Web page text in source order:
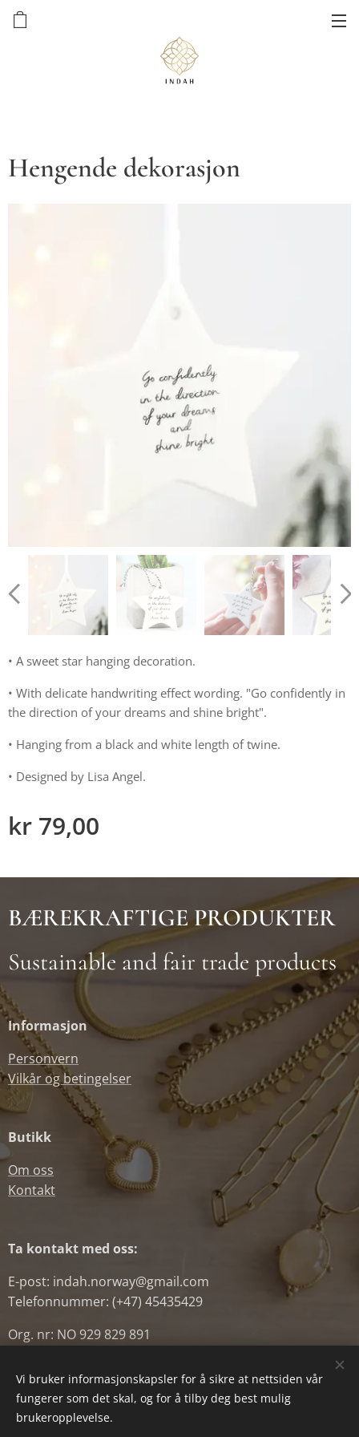
Hengende dekorasjon
• A sweet star hanging decoration.
• With delicate handwriting effect wording. "Go confidently in
the direction of your dreams and shine bright".
• Hanging from a black and white length of twine.
• Designed by Lisa Angel.
kr 79,00
BÆREKRAFTIGE PRODUKTER
Sustainable and fair trade products
Informasjon
Personvern
Vilkår og betingelser
Butikk
Om oss
Kontakt
Ta kontakt med oss:
E-post: indah.norway@gmail.com
Telefonnummer: (+47) 45435429
Org. nr: NO 929 829 891
Powered byWebnode Informasjonskapsler
Vi bruker informasjonskapsler for å sikre at nettsiden vår
fungerer som det skal, og for å tilby deg best mulig
brukeropplevelse.